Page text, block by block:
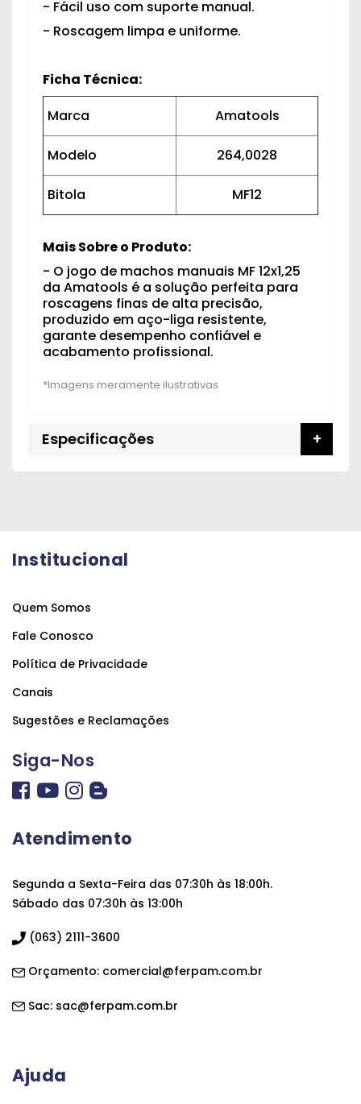
- Fácil uso com suporte manual.
- Roscagem limpa e uniforme.
Ficha Técnica:
Marca
Amatools
Modelo 264,0028
Bitola MF12
Mais Sobre o Produto:
- O jogo de machos manuais MF 12x1,25
da Amatools é a solução perfeita para
roscagens finas de alta precisão,
produzido em aço-liga resistente,
garante desempenho confiável e
acabamento profissional.
Especificações
Institucional
Quem Somos
Fale Conosco
Política de Privacidade
Canais
Sugestões e Reclamações
Siga-Nos
Atendimento
Segunda a Sexta-Feira das 07:30h às 18:00h.
Sábado das 07:30h às 13:00h
(063) 2111-3600
Orçamento: comercial@ferpam.com.br
Sac: sac@ferpam.com.br
Ajuda